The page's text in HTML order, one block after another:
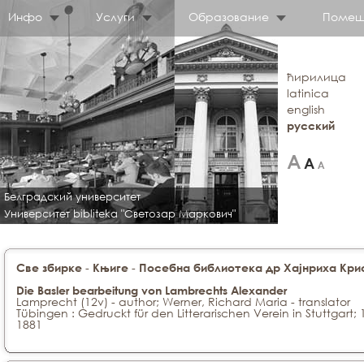
Инфо Услуги Образование
Белградский университет
Университет bibliteka "Светозар Маркович"
ћирилица
latinica
english
русский
Све збирке - Књиге - Посебна библиотека др Хајнриха
Die Basler bearbeitung von Lambrechts Alexander
Lamprecht (12v) - author; Werner, Richard Maria - translator
Tübingen : Gedruckt für den Litterarischen Verein in Stuttgart;
1881